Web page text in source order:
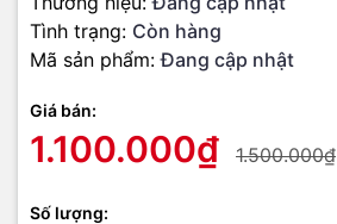
Tình trạng: Còn hàng
Mã sản phẩm: Đang cập nhật
Giá bán:
1.100.000₫ 1.500.000₫
Số lượng: